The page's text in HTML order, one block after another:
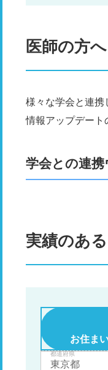
医師の方へ
様々な学会と連携
情報アップデート
学会との連
実績のあ
お住ま
都道府県